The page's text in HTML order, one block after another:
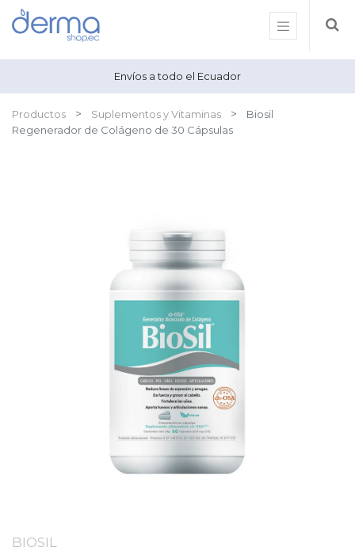
Envíos a todo el Ecuador
Productos Suplementos y Vitaminas
Biosil
Regenerador de Colágeno de 30 Cápsulas
BIOSIL